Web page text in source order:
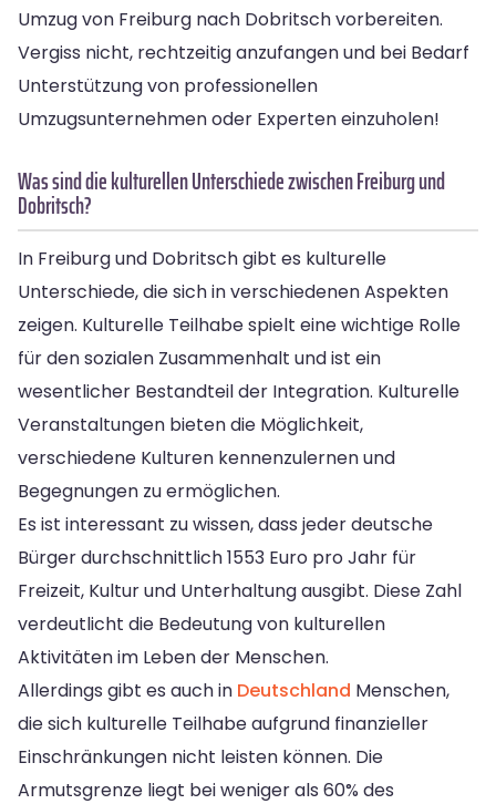
Umzug von Freiburg nach Dobritsch vorbereiten.
Vergiss nicht, rechtzeitig anzufangen und bei Bedarf
Unterstützung von professionellen
Umzugsunternehmen oder Experten einzuholen!
Was sind die kulturellen Unterschiede zwischen Freiburg und
Dobritsch?
In Freiburg und Dobritsch gibt es kulturelle
Unterschiede, die sich in verschiedenen Aspekten
zeigen. Kulturelle Teilhabe spielt eine wichtige Rolle
für den sozialen Zusammenhalt und ist ein
wesentlicher Bestandteil der Integration. Kulturelle
Veranstaltungen bieten die Möglichkeit,
verschiedene Kulturen kennenzulernen und
Begegnungen zu ermöglichen.
Es ist interessant zu wissen, dass jeder deutsche
Bürger durchschnittlich 1553 Euro pro Jahr für
Freizeit, Kultur und Unterhaltung ausgibt. Diese Zahl
verdeutlicht die Bedeutung von kulturellen
Aktivitäten im Leben der Menschen.
Allerdings gibt es auch in Deutschland Menschen,
die sich kulturelle Teilhabe aufgrund finanzieller
Einschränkungen nicht leisten können. Die
Armutsgrenze liegt bei weniger als 60% des